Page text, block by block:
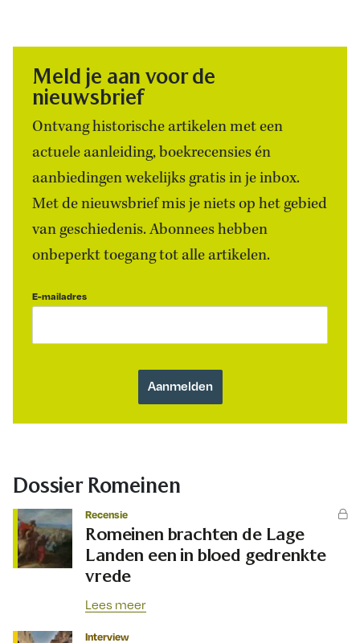
Meld je aan voor de
nieuwsbrief
Ontvang historische artikelen met een
actuele aanleiding, boekrecensies én
aanbiedingen wekelijks gratis in je inbox.
Met de nieuwsbrief mis je niets op het gebied
van geschiedenis. Abonnees hebben
onbeperkt toegang tot alle artikelen.
E-mailadres
Dossier Romeinen
Recensie
Romeinen brachten de Lage
Landen een in bloed gedrenkte
vrede
Lees meer
Interview